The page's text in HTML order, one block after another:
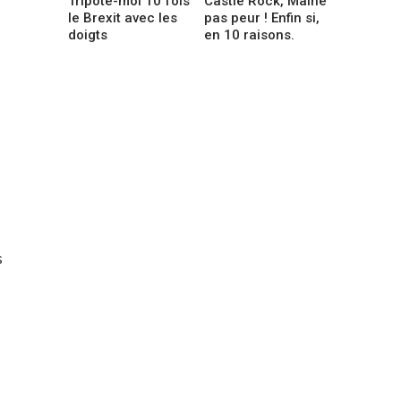
le Brexit avec les
doigts
pas peur ! Enfin si,
en 10 raisons.